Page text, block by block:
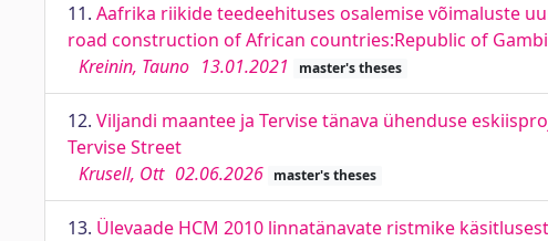
11. Aafrika riikide teedeehituses osalemise võimaluste
road construction of African countries:Republic of
Kreinin, Tauno 13.01.2021 master's theses
12. Viljandi maantee ja Tervise tänava ühenduse
Tervise Street
Krusell, Ott 02.06.2026 master's theses
13. Ülevaade HCM 2010 linnatänavate ristmike